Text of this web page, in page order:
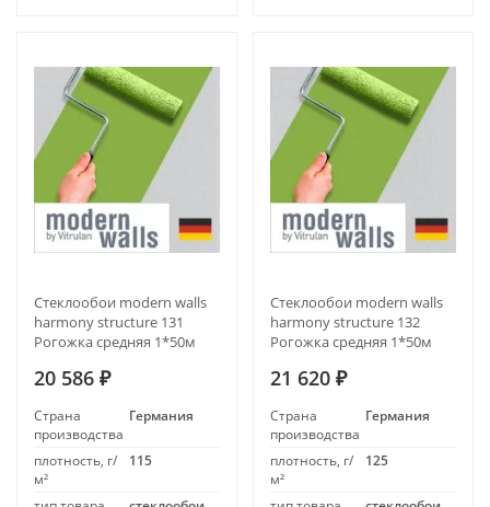
Стеклообои modern walls
harmony structure 131
Рогожка средняя 1*50м
20 586 ₽
Страна
производства
Германия
плотность, г/
м²
115
Стеклообои modern walls
harmony structure 132
Рогожка средняя 1*50м
21 620 ₽
Страна
производства
Германия
плотность, г/
м²
125